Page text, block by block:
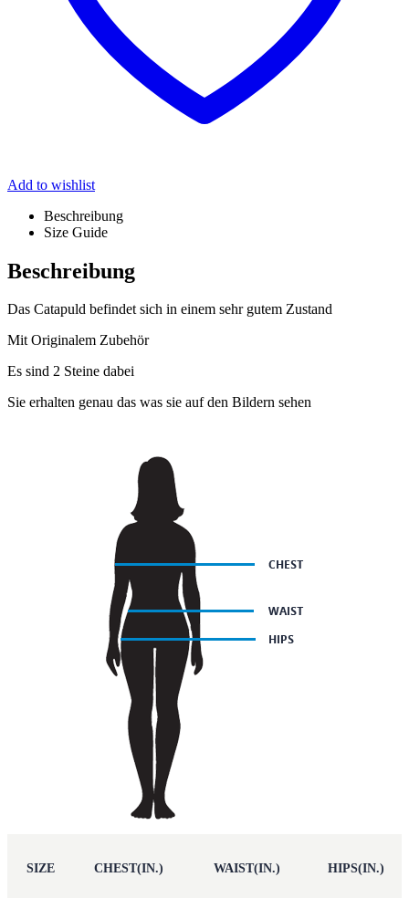
Add to wishlist
Beschreibung
Size Guide
Beschreibung
Das Catapuld befindet sich in einem sehr gutem Zustand
Mit Originalem Zubehör
Es sind 2 Steine dabei
Sie erhalten genau das was sie auf den Bildern sehen
SIZE CHEST(IN.) WAIST(IN.) HIPS(IN.)